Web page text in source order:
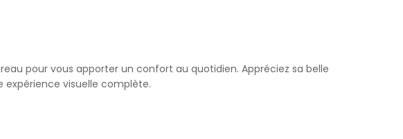
pour vous apporter un confort au quotidien. Appréciez sa belle
expérience visuelle complète.